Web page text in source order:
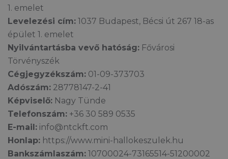
1. emelet
Levelezési cím: 1037 Budapest, Bécsi út 267 18-as
épület 1. emelet
Nyilvántartásba vevő hatóság: Fővárosi
Törvényszék
Cégjegyzékszám: 01-09-373703
Adószám: 28778147-2-41
Képviselő: Nagy Tünde
Telefonszám: +36 30 589 0535
E-mail: info@ntckft.com
Honlap: https://www.mini-hallokeszulek.hu
Bankszámlaszám: 10700024-73165514-51200002